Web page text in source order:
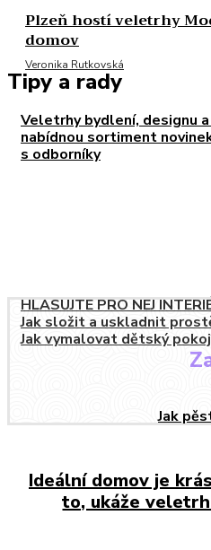
Plzeň hostí veletrhy
domov
Veronika Rutkovská
Tipy a rady
Veletrhy bydlení, designu
nabídnou sortiment
s odborníky
HLASUJTE PRO NEJ
Jak složit a uskladnit
Jak vymalovat dětský
Jak
Ideální domov je
to, ukáže veletrh